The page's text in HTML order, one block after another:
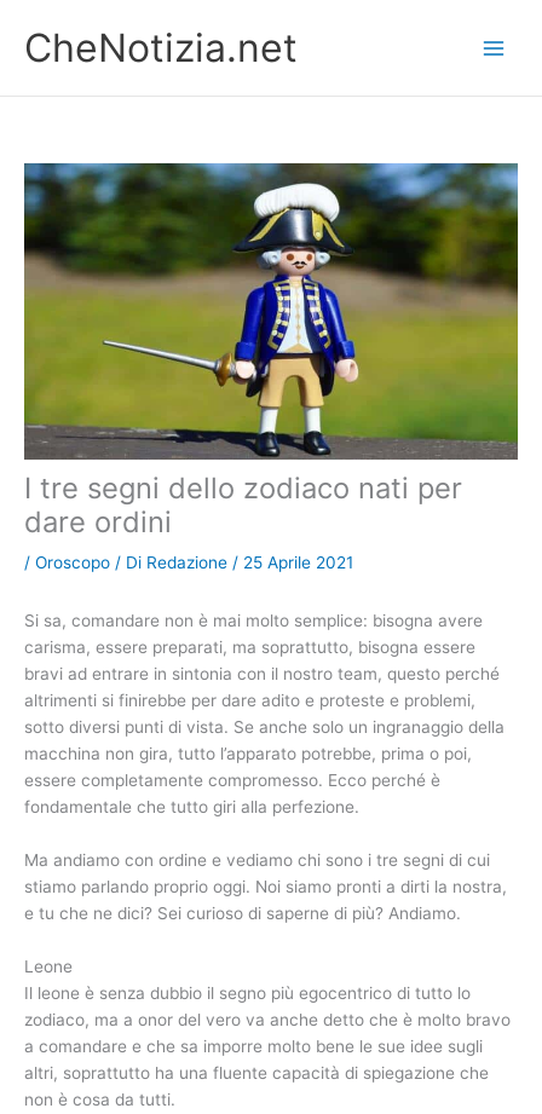
contenuto
CheNotizia.net
I tre segni dello zodiaco nati per
dare ordini
/ Oroscopo / Di Redazione / 25 Aprile 2021
Si sa, comandare non è mai molto semplice: bisogna avere
carisma, essere preparati, ma soprattutto, bisogna essere
bravi ad entrare in sintonia con il nostro team, questo perché
altrimenti si finirebbe per dare adito e proteste e problemi,
sotto diversi punti di vista. Se anche solo un ingranaggio della
macchina non gira, tutto l’apparato potrebbe, prima o poi,
essere completamente compromesso. Ecco perché è
fondamentale che tutto giri alla perfezione.
Ma andiamo con ordine e vediamo chi sono i tre segni di cui
stiamo parlando proprio oggi. Noi siamo pronti a dirti la nostra,
e tu che ne dici? Sei curioso di saperne di più? Andiamo.
Leone
Il leone è senza dubbio il segno più egocentrico di tutto lo
zodiaco, ma a onor del vero va anche detto che è molto bravo
a comandare e che sa imporre molto bene le sue idee sugli
altri, soprattutto ha una fluente capacità di spiegazione che
non è cosa da tutti.